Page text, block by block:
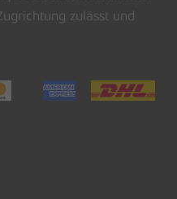
zulässt und